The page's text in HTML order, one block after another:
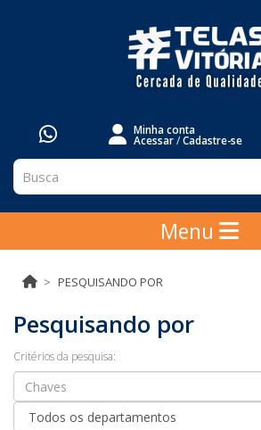
Minha conta
Acessar/Cadastre-se
Menu
PESQUISANDO POR
Pesquisando por
Critérios da pesquisa: